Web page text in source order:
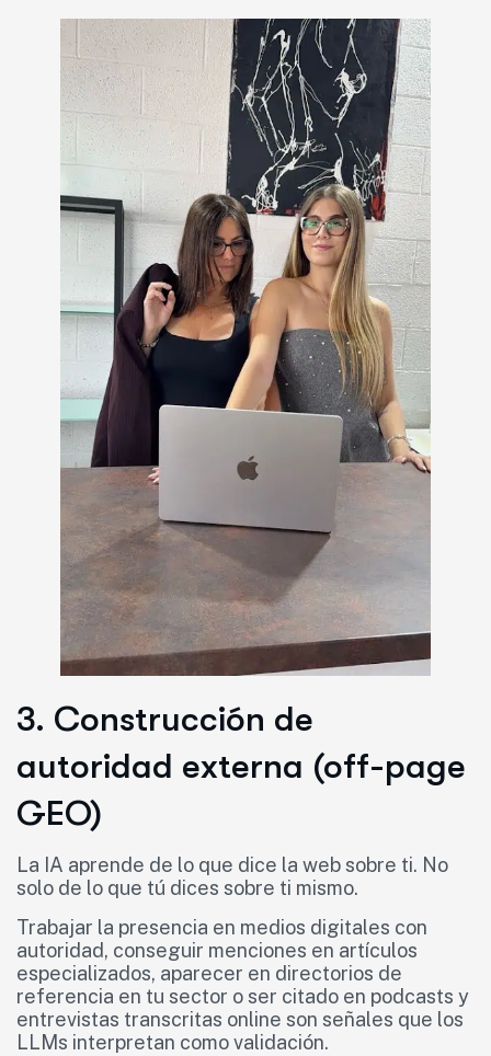
3. Construcción de
autoridad externa (off-page
GEO)
La IA aprende de lo que dice la web sobre ti. No
solo de lo que tú dices sobre ti mismo.
Trabajar la presencia en medios digitales con
autoridad, conseguir menciones en artículos
especializados, aparecer en directorios de
referencia en tu sector o ser citado en podcasts y
entrevistas transcritas online son señales que los
LLMs interpretan como validación.